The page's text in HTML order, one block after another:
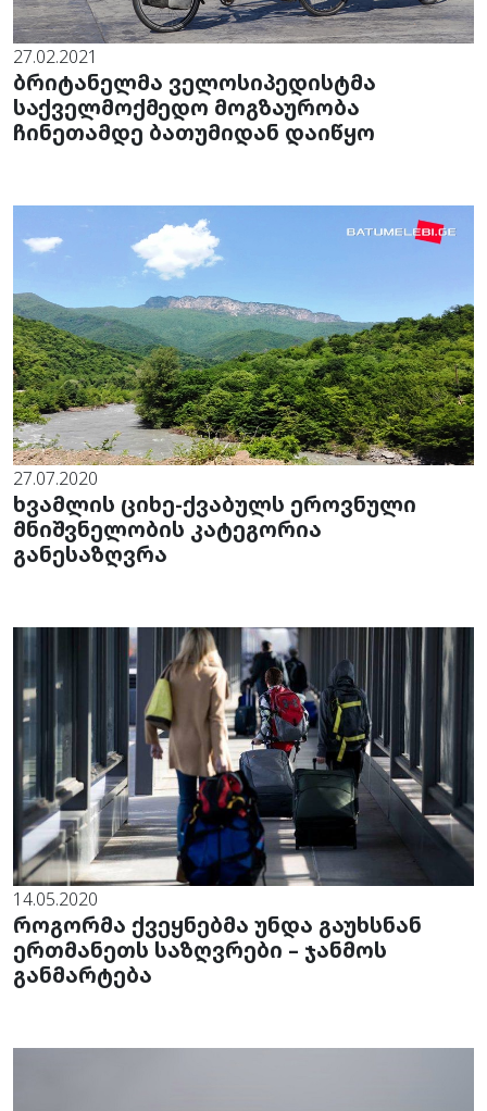
27.02.2021
ბრიტანელმა ველოსიპედისტმა
საქველმოქმედო მოგზაურობა
ჩინეთამდე ბათუმიდან დაიწყო
27.07.2020
ხვამლის ციხე-ქვაბულს ეროვნული
მნიშვნელობის კატეგორია
განესაზღვრა
14.05.2020
როგორმა ქვეყნებმა უნდა გაუხსნან
ერთმანეთს საზღვრები – ჯანმოს
განმარტება